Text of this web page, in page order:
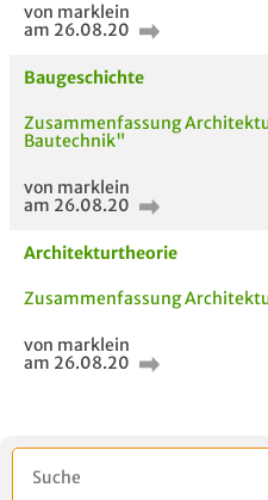
5 VERWANDTE
MODULE
von marklein
am 26.08.20
Baugeschichte
Zusammenfassung
Bautechnik"
von marklein
am 26.08.20
Architekturtheorie
Zusammenfassung
von marklein
am 26.08.20